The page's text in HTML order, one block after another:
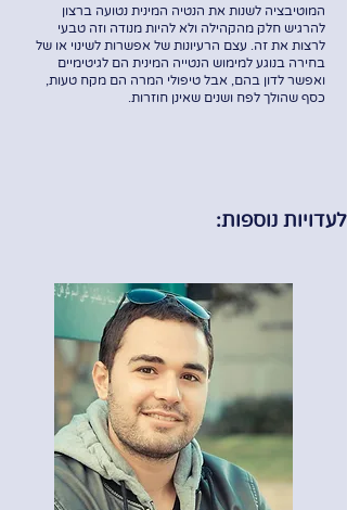
המוטיבציה לשנות את הנטיה המינית נטועה ברצון
להרגיש חלק מהקהילה ולא להיות מנודה וזה טבעי
לרצות את זה. עצם הרעיונות של אפשרות לשינוי או של
בחירה בנוגע למימוש הנטייה המינית הם לגיטימיים
ואפשר לדון בהם, אבל טיפולי המרה הם מקח טעות,
כסף שהולך לפח ושנים שאינן חוזרות.
לעדויות נוספות: